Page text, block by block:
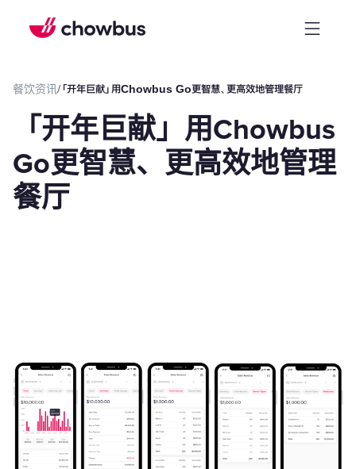
餐饮资讯/ 「开年巨献」用Chowbus Go更智慧、更高效地管理餐厅
「开年巨献」用Chowbus
Go更智慧、更高效地管理
餐厅